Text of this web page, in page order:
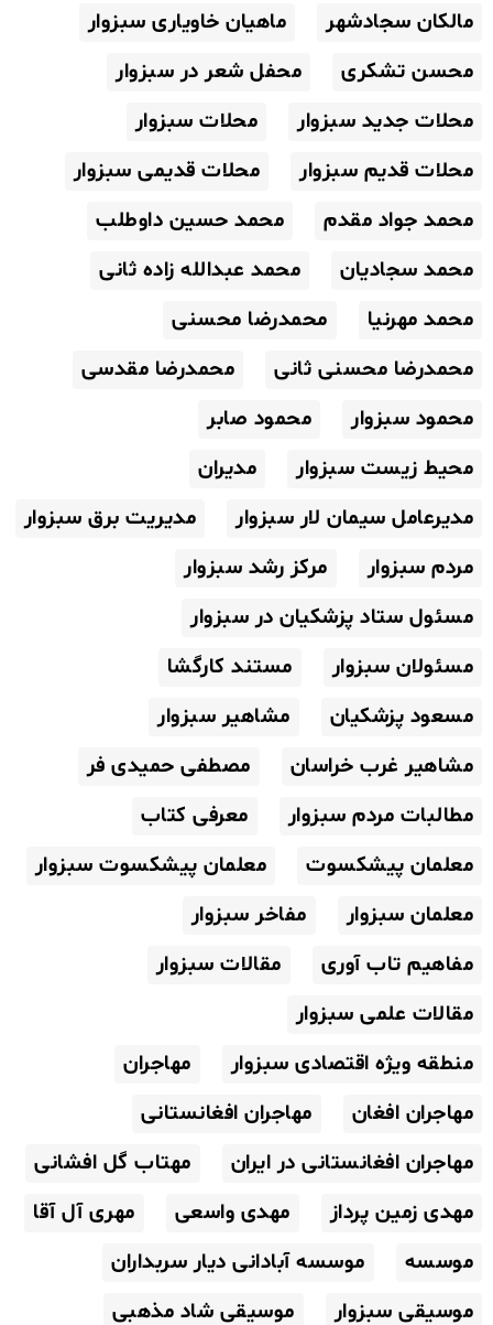
مالکان سجادشهر
ماهیان خاویاری سبزوار
محسن تشکری
محفل شعر در سبزوار
محلات جدید سبزوار
محلات سبزوار
محلات قدیم سبزوار
محلات قدیمی سبزوار
محمد جواد مقدم
محمد حسین داوطلب
محمد سجادیان
محمد عبدالله زاده ثانی
محمد مهرنیا
محمدرضا محسنی
محمدرضا محسنی ثانی
محمدرضا مقدسی
محمود سبزوار
محمود صابر
محیط زیست سبزوار
مدیران
مدیرعامل سیمان لار سبزوار
مدیریت برق سبزوار
مردم سبزوار
مرکز رشد سبزوار
مسئول ستاد پزشکیان در سبزوار
مسئولان سبزوار
مستند کارگشا
مسعود پزشکیان
مشاهیر سبزوار
مشاهیر غرب خراسان
مصطفی حمیدی فر
مطالبات مردم سبزوار
معرفی کتاب
معلمان پیشکسوت
معلمان پیشکسوت سبزوار
معلمان سبزوار
مفاخر سبزوار
مفاهیم تاب آوری
مقالات سبزوار
مقالات علمی سبزوار
منطقه ویژه اقتصادی سبزوار
مهاجران
مهاجران افغان
مهاجران افغانستانی
مهاجران افغانستانی در ایران
مهتاب گل افشانی
مهدی زمین پرداز
مهدی واسعی
مهری آل آقا
موسسه
موسسه آبادانی دیار سربداران
موسیقی سبزوار
موسیقی شاد مذهبی